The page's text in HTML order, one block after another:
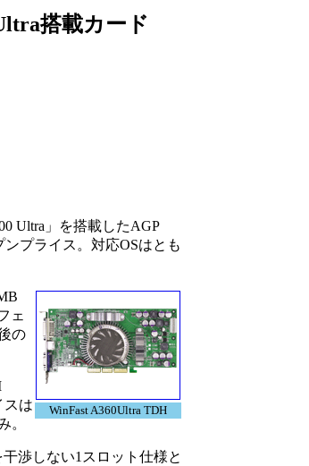
搭載カード
Ultra」を搭載したAGP
プライス。対応OSはとも
WinFast A360Ultra TDH
ェ
の
スは
。
渉しない1スロット仕様と